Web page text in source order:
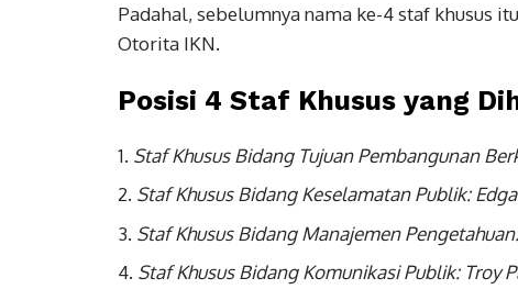
Padahal, sebelumnya nama ke-4 staf khusus
Otorita IKN.
Posisi 4 Staf Khusus yang
Staf Khusus Bidang Tujuan Pembangunan
Staf Khusus Bidang Keselamatan Publik:
Staf Khusus Bidang Manajemen
Staf Khusus Bidang Komunikasi Publik: Troy